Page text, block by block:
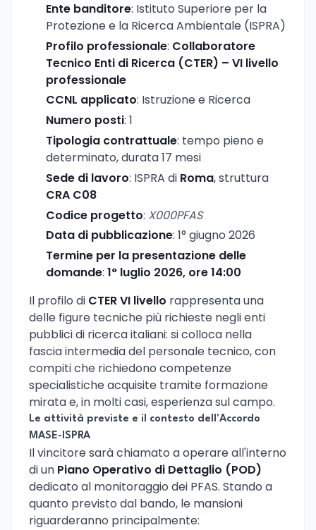
Ente banditore: Istituto Superiore per la
Protezione e la Ricerca Ambientale (ISPRA)
Profilo professionale: Collaboratore
Tecnico Enti di Ricerca (CTER) – VI livello
professionale
CCNL applicato: Istruzione e Ricerca
Numero posti: 1
Tipologia contrattuale: tempo pieno e
determinato, durata 17 mesi
Sede di lavoro: ISPRA di Roma, struttura
CRA C08
Codice progetto: X000PFAS
Data di pubblicazione: 1° giugno 2026
Termine per la presentazione delle
domande: 1° luglio 2026, ore 14:00
Il profilo di CTER VI livello rappresenta una
delle figure tecniche più richieste negli enti
pubblici di ricerca italiani: si colloca nella
fascia intermedia del personale tecnico, con
compiti che richiedono competenze
specialistiche acquisite tramite formazione
mirata e, in molti casi, esperienza sul campo.
Le attività previste e il contesto dell'Accordo
MASE-ISPRA
Il vincitore sarà chiamato a operare all'interno
di un Piano Operativo di Dettaglio (POD)
dedicato al monitoraggio dei PFAS. Stando a
quanto previsto dal bando, le mansioni
riguarderanno principalmente: